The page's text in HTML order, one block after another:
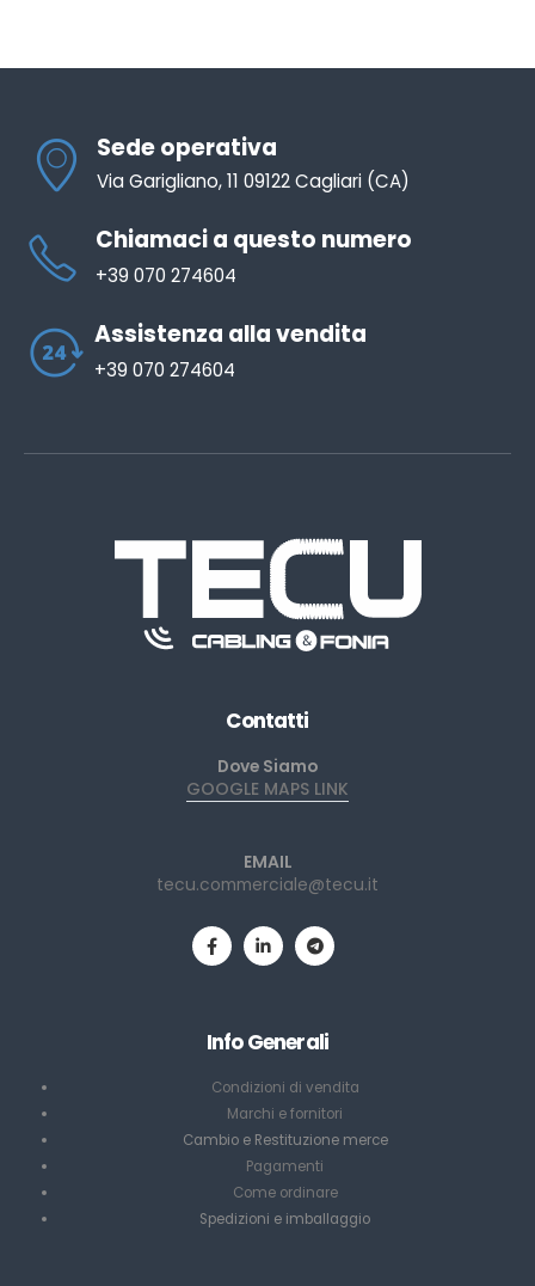
Sede operativa
Via Garigliano, 11 09122 Cagliari (CA)
Chiamaci a questo numero
+39 070 274604
Assistenza alla vendita
+39 070 274604
Contatti
Dove Siamo
GOOGLE MAPS LINK
EMAIL
tecu.commerciale@tecu.it
Info Generali
Condizioni di vendita
Marchi e fornitori
Cambio e Restituzione merce
Pagamenti
Come ordinare
Spedizioni e imballaggio